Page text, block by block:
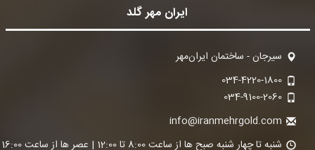
ایران مهر گلد
سیرجان - ساختمان ایران‌مهر
034-4220-1800
034-9100-2060
info@iranmehrgold.com